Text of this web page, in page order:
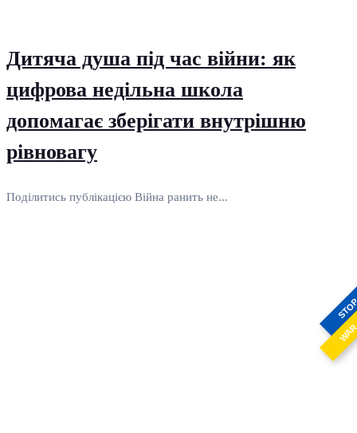
Дитяча душа під час війни: як
цифрова недільна школа
допомагає зберігати внутрішню
рівновагу
Поділитись публікацією Війна ранить не...